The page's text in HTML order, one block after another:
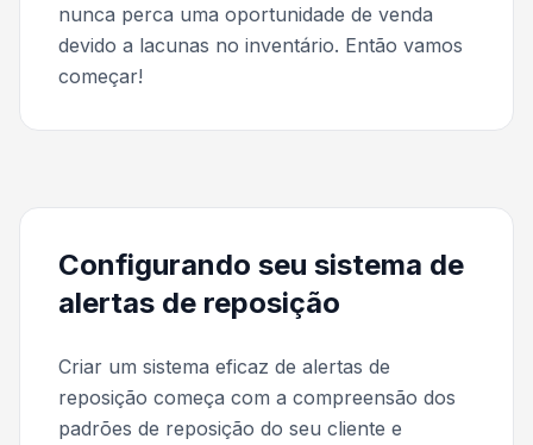
nunca perca uma oportunidade de venda
devido a lacunas no inventário. Então vamos
começar!
Configurando seu sistema de
alertas de reposição
Criar um sistema eficaz de alertas de
reposição começa com a compreensão dos
padrões de reposição do seu cliente e